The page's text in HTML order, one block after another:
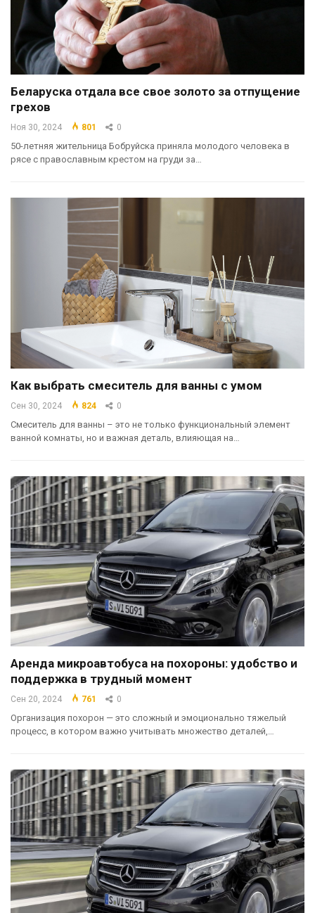
Беларуска отдала все свое золото за отпущение
грехов
Ноя 30, 2024 801 0
50-летняя жительница Бобруйска приняла молодого человека в
рясе с православным крестом на груди за…
Как выбрать смеситель для ванны с умом
Сен 30, 2024 824 0
Смеситель для ванны – это не только функциональный элемент
ванной комнаты, но и важная деталь, влияющая на…
Аренда микроавтобуса на похороны: удобство и
поддержка в трудный момент
Сен 20, 2024 761 0
Организация похорон — это сложный и эмоционально тяжелый
процесс, в котором важно учитывать множество деталей,…